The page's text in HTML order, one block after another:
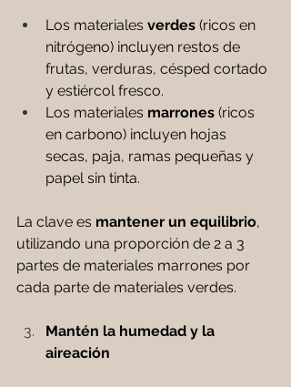
Los materiales verdes (ricos en
nitrógeno) incluyen restos de
frutas, verduras, césped cortado
y estiércol fresco.
Los materiales marrones (ricos
en carbono) incluyen hojas
secas, paja, ramas pequeñas y
papel sin tinta.
La clave es mantener un equilibrio,
utilizando una proporción de 2 a 3
partes de materiales marrones por
cada parte de materiales verdes.
Mantén la humedad y la
aireación